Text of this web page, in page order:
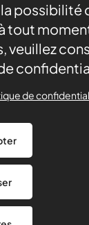
la possibilité
tout
veuillez
de